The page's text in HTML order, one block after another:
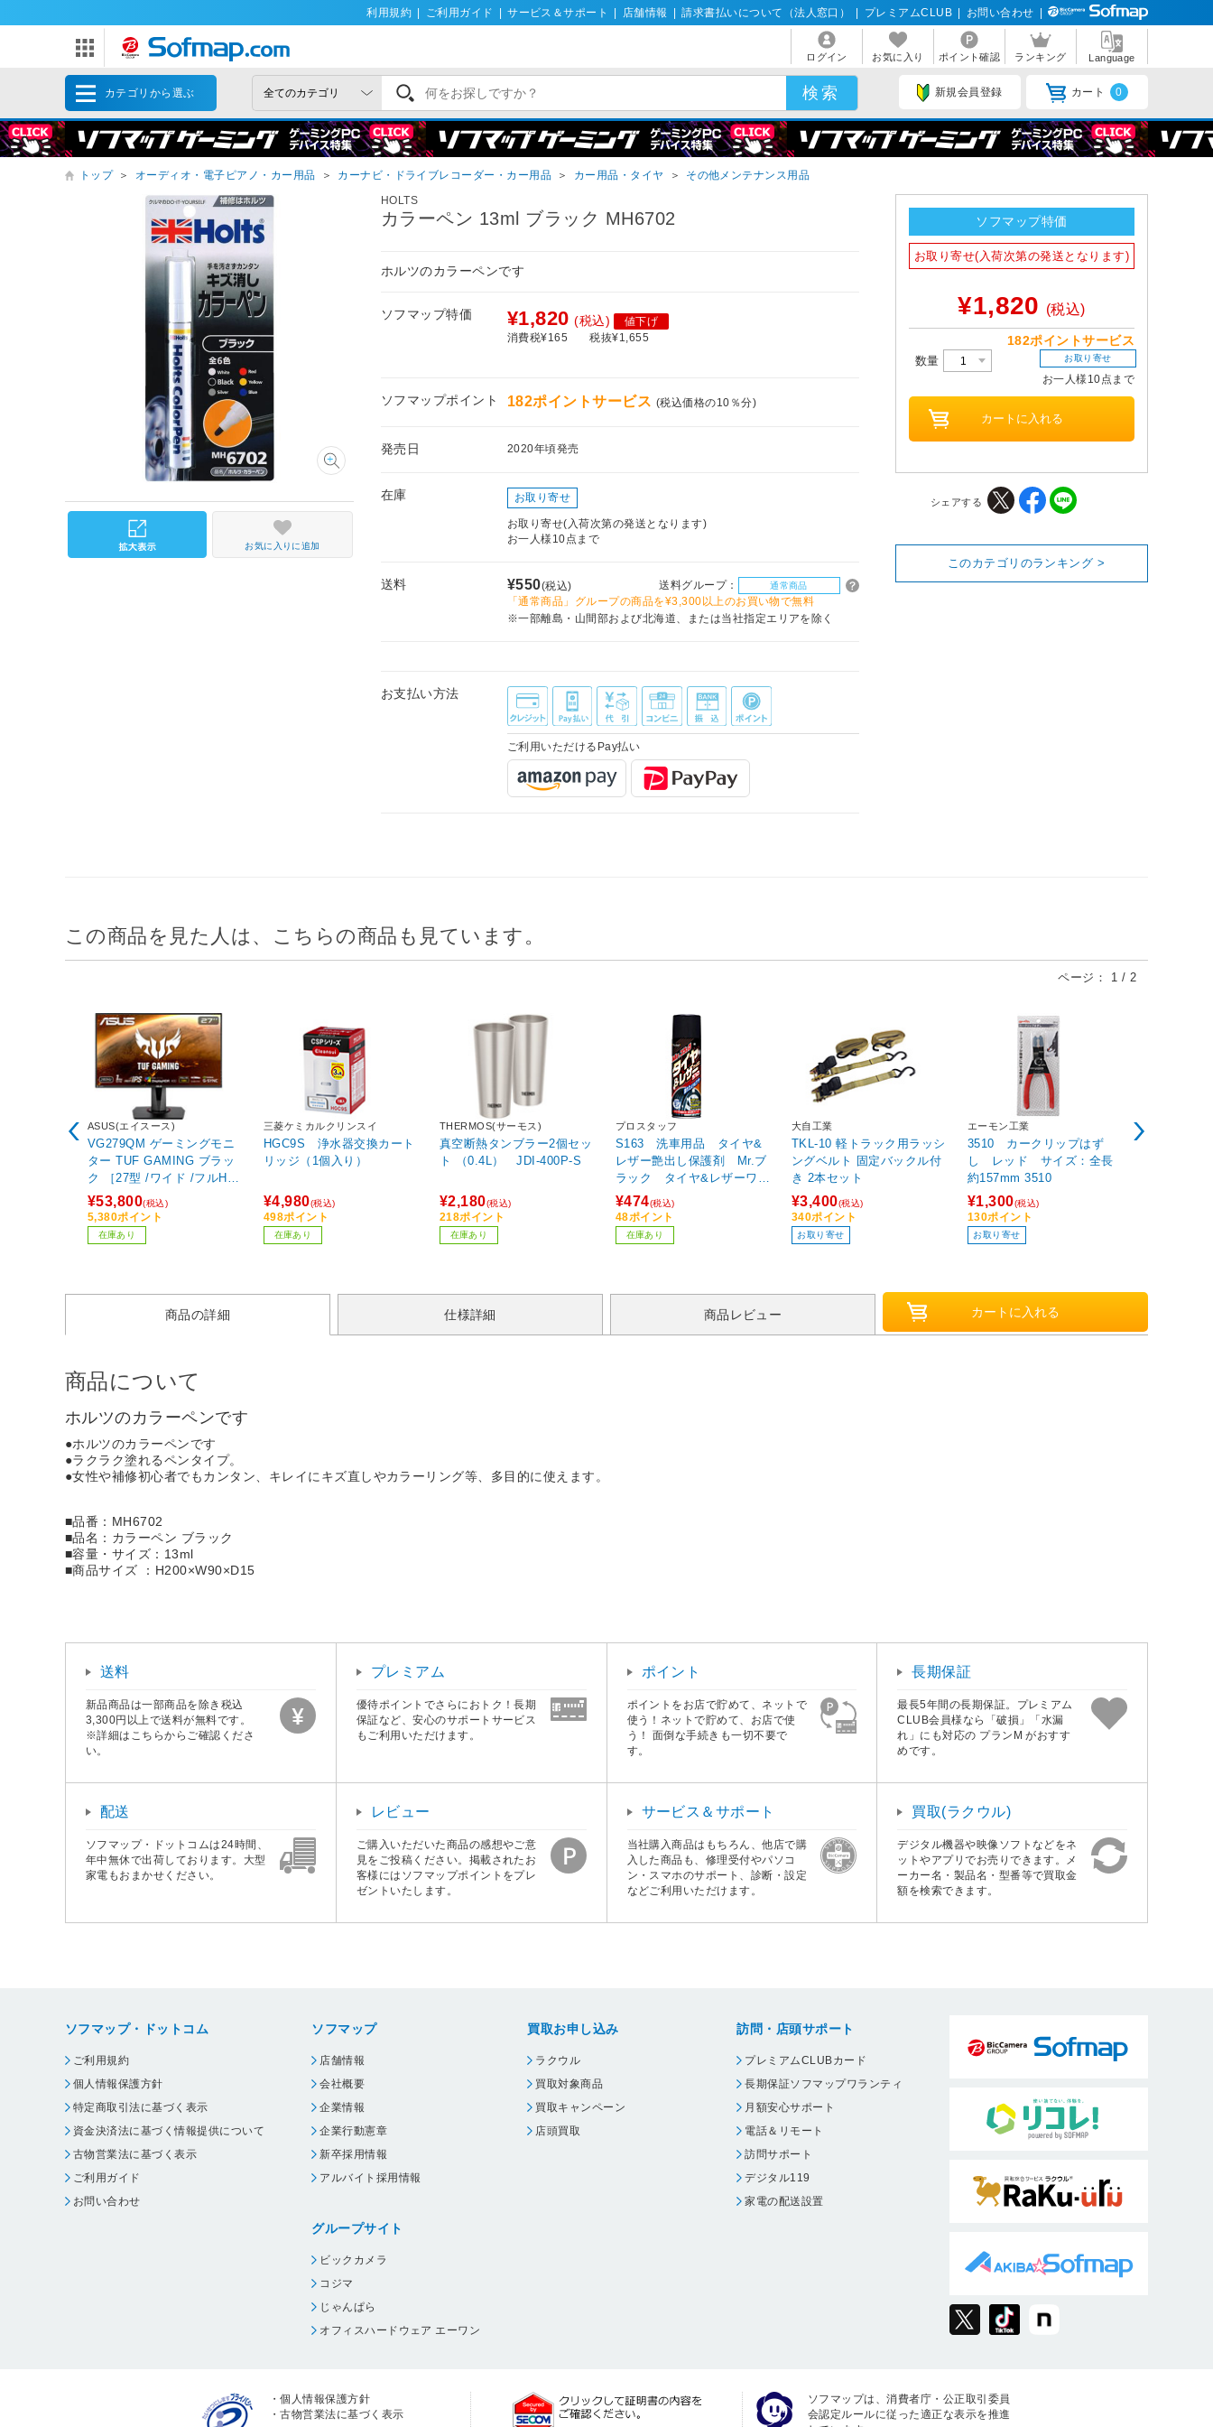
利用規約 ご利用ガイド サービス＆サポート 店舗情報 請求書払いについて（法人窓口） プレミアムCLUB お問い合わせ
ログイン お気に入り ポイント確認 ランキング Language
カテゴリから選ぶ 新規会員登録 カート 0
トップ ＞ オーディオ・電子ピアノ・カー用品 ＞ カーナビ・ドライブレコーダー・カー用品 ＞ カー用品・タイヤ ＞
その他メンテナンス用品
HOLTS
カラーペン 13ml ブラック MH6702
ホルツのカラーペンです
ソフマップ特価 ¥1,820 (税込)
値下げ
消費税¥165
税抜¥1,655
ソフマップポイント 182ポイントサービス (税込価格の10％分)
発売日 2020年頃発売
在庫 お取り寄せ
お取り寄せ(入荷次第の発送となります)
お一人様10点まで
送料 ¥550(税込) 送料グループ： 通常商品
「通常商品」グループの商品を¥3,300以上のお買い物で無料
※一部離島・山間部および北海道、または当社指定エリアを除く
お支払い方法
ご利用いただけるPay払い
お気に入りに追加
ソフマップ特価
お取り寄せ(入荷次第の発送となります)
¥1,820 (税込)
182ポイントサービス
数量 お取り寄せ
お一人様10点まで
シェアする
このカテゴリのランキング >
この商品を見た人は、こちらの商品も見ています。
ページ： 1 / 2
ASUS(エイスース)
VG279QM ゲーミングモニ
ター TUF GAMING ブラッ
ク ［27型 /ワイド /フルHD
(1920×1080)］
¥53,800(税込)
5,380ポイント
在庫あり
三菱ケミカルクリンスイ
HGC9S 浄水器交換カート
リッジ（1個入り）
¥4,980(税込)
498ポイント
在庫あり
THERMOS(サーモス)
真空断熱タンブラー2個セッ
ト （0.4L） JDI-400P-S
¥2,180(税込)
218ポイント
在庫あり
プロスタッフ
S163 洗車用品 タイヤ&
レザー艶出し保護剤 Mr.ブ
ラック タイヤ&レザーワッ
クス 革製品保護 未塗装
樹脂バンパー向け 内容
量：510ml
¥474(税込)
48ポイント
在庫あり
大自工業
TKL-10 軽トラック用ラッシ
ングベルト 固定バックル付
き 2本セット
¥3,400(税込)
340ポイント
お取り寄せ
エーモン工業
3510 カークリップはず
し レッド サイズ：全長
約157mm 3510
¥1,300(税込)
130ポイント
お取り寄せ
商品の詳細 仕様詳細 商品レビュー
商品について
ホルツのカラーペンです
●ホルツのカラーペンです
●ラクラク塗れるペンタイプ。
●女性や補修初心者でもカンタン、キレイにキズ直しやカラーリング等、多目的に使えます。
■品番：MH6702
■品名：カラーペン ブラック
■容量・サイズ：13ml
■商品サイズ ：H200×W90×D15
送料
新品商品は一部商品を除き税込
3,300円以上で送料が無料です。
※詳細はこちらからご確認くださ
い。
プレミアム
優待ポイントでさらにおトク！長期
保証など、安心のサポートサービス
もご利用いただけます。
ポイント
ポイントをお店で貯めて、ネットで
使う！ネットで貯めて、お店で使
う！ 面倒な手続きも一切不要で
す。
長期保証
最長5年間の長期保証。プレミアム
CLUB会員様なら「破損」「水漏
れ」にも対応の プランM がおすす
めです。
配送
ソフマップ・ドットコムは24時間、
年中無休で出荷しております。大型
家電もおまかせください。
レビュー
ご購入いただいた商品の感想やご意
見をご投稿ください。掲載されたお
客様にはソフマップポイントをプレ
ゼントいたします。
サービス＆サポート
当社購入商品はもちろん、他店で購
入した商品も、修理受付やパソコ
ン・スマホのサポート、診断・設定
などご利用いただけます。
買取(ラクウル)
デジタル機器や映像ソフトなどをネ
ットやアプリでお売りできます。メ
ーカー名・製品名・型番等で買取金
額を検索できます。
ソフマップ・ドットコム
ご利用規約
個人情報保護方針
特定商取引法に基づく表示
資金決済法に基づく情報提供について
古物営業法に基づく表示
ご利用ガイド
お問い合わせ
ソフマップ
店舗情報
会社概要
企業情報
企業行動憲章
新卒採用情報
アルバイト採用情報
グループサイト
ビックカメラ
コジマ
じゃんぱら
オフィスハードウェア エーワン
買取お申し込み
ラクウル
買取対象商品
買取キャンペーン
店頭買取
訪問・店頭サポート
プレミアムCLUBカード
長期保証ソフマップワランティ
月額安心サポート
電話＆リモート
訪問サポート
デジタル119
家電の配送設置
・個人情報保護方針
・古物営業法に基づく表示
ソフマップは、消費者庁・公正取引委員
会認定ルールに従った適正な表示を推進